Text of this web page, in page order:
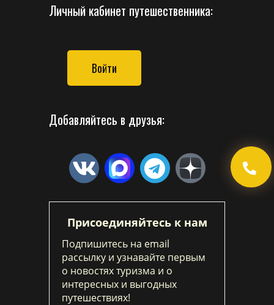
Личный кабинет путешественника:
Войти
Добавляйтесь в друзья:
Присоединяйтесь к нам
Подпишитесь на email
рассылку и узнавайте первым
о новостях туризма и о
интересных и выгодных
путешествиях!